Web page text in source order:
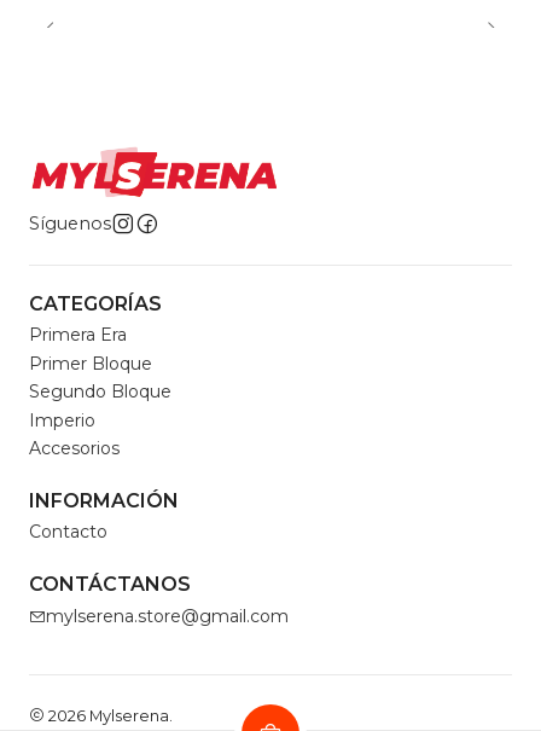
Síguenos
CATEGORÍAS
Primera Era
Primer Bloque
Segundo Bloque
Imperio
Accesorios
INFORMACIÓN
Contacto
CONTÁCTANOS
mylserena.store@gmail.com
2026 Mylserena.